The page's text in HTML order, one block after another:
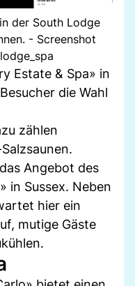
der South Lodge
- Screenshot
Estate & Spa» in
die Wahl
zählen
Angebot des
in Sussex. Neben
hier ein
mutige Gäste